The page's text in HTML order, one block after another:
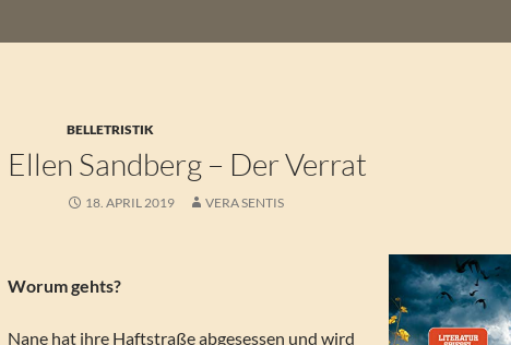
BELLETRISTIK
Ellen Sandberg – Der Verrat
18. APRIL 2019 VERA SENTIS
Worum gehts?
Nane hat ihre Haftstraße abgesessen und wird